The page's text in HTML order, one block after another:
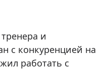
и
с конкуренцией на
работать с